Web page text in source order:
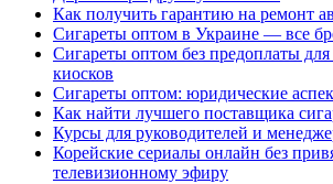
Как получить гарантию на ремонт
Сигареты оптом в Украине — все
Сигареты оптом без предоплаты
киосков
Сигареты оптом: юридические
Как найти лучшего поставщика
Курсы для руководителей и
Корейские сериалы онлайн без
телевизионному эфиру